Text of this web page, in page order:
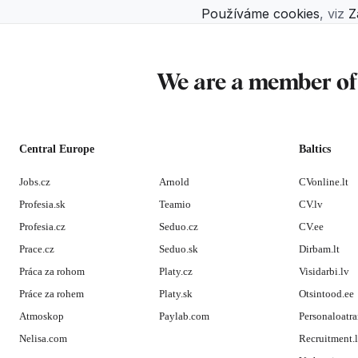
Používáme cookies, viz
We are a member
Central Europe
Jobs.cz
Profesia.sk
Profesia.cz
Prace.cz
Práca za rohom
Práce za rohem
Atmoskop
Nelisa.com
Arnold
Teamio
Seduo.cz
Seduo.sk
Platy.cz
Platy.sk
Paylab.com
Baltics
CVonline.lt
CV.lv
CV.ee
Dirbam.lt
Visidarbi.lv
Otsintood.ee